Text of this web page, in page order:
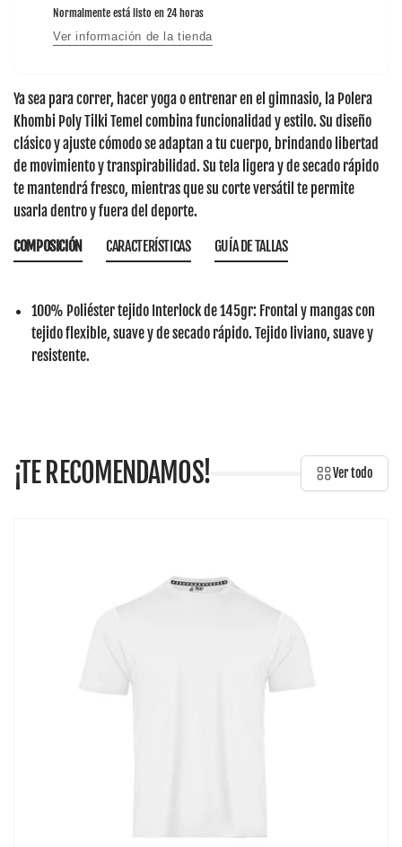
Normalmente está listo en 24 horas
Ver información de la tienda
Ya sea para correr, hacer yoga o entrenar en el gimnasio, la Polera
Khombi Poly Tilki Temel combina funcionalidad y estilo. Su diseño
clásico y ajuste cómodo se adaptan a tu cuerpo, brindando libertad
de movimiento y transpirabilidad. Su tela ligera y de secado rápido
te mantendrá fresco, mientras que su corte versátil te permite
usarla dentro y fuera del deporte.
COMPOSICIÓN
100% Poliéster tejido Interlock de 145gr: Frontal y mangas con
tejido flexible, suave y de secado rápido. Tejido liviano, suave y
resistente.
CARACTERÍSTICAS GUÍA DE TALLAS
¡TE RECOMENDAMOS! Ver todo